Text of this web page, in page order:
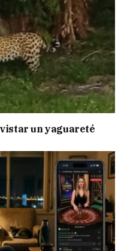
un yaguareté